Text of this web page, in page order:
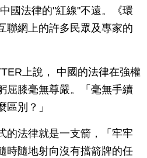
國法律的"紅線"不遠。《環
聯網上的許多民眾及專家的
上說， 中國的法律在強權
屈膝毫無尊嚴。「毫無手續
別？」
的法律就是一支箭，「牢牢
時隨地射向沒有擋箭牌的任